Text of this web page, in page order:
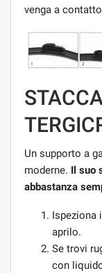
venga a
Un supporto a
moderne. Il suo
abbastanza
Ispeziona
aprilo.
Se trovi
con